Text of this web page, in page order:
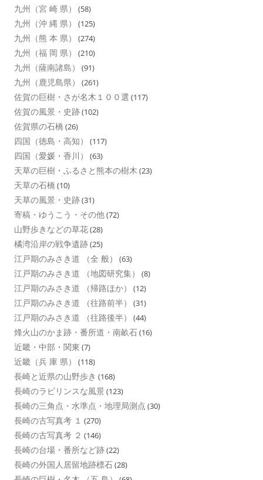
九州（宮 崎 県） (58)
九州（沖 縄 県） (125)
九州（熊 本 県） (274)
九州（福 岡 県） (210)
九州（薩南諸島） (91)
九州（鹿児島県） (261)
佐賀の巨樹・さが名木１００選 (117)
佐賀の風景・史跡(102)
佐賀県の石橋 (26)
四国（徳島・高知） (117)
四国（愛媛・香川） (63)
天草の巨樹・ふるさと熊本の樹木 (23)
天草の石橋 (10)
天草の風景・史跡(31)
寄稿・ゆうこう・その他(72)
山野歩きなどの草花(28)
橘湾沿岸の戦争遺跡(25)
江戸期のみさき道 （全 般） (63)
江戸期のみさき道 （地図研究集） (8)
江戸期のみさき道 （帰路ほか） (12)
江戸期のみさき道 （往路前半） (31)
江戸期のみさき道 （往路後半） (44)
烽火山のかま跡・番所道・南畝石(16)
近畿・中部・関東 (7)
近畿（兵 庫 県） (118)
長崎と近県の山野歩き (168)
長崎のラビリンスな風景 (123)
長崎の三角点・水準点・地理局測点 (30)
長崎の古写真考 １ (270)
長崎の古写真考 ２ (146)
長崎の台場・番所など跡(22)
長崎の外国人居留地跡標石(28)